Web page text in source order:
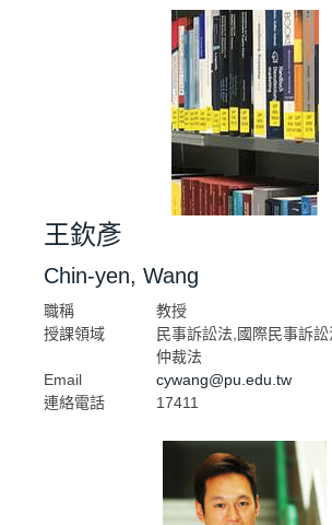
王欽彥
Chin-yen, Wang
職稱
教授
授課領域
民事訴訟法,國際民事訴訟
仲裁法
Email
cywang@pu.edu.tw
連絡電話
17411